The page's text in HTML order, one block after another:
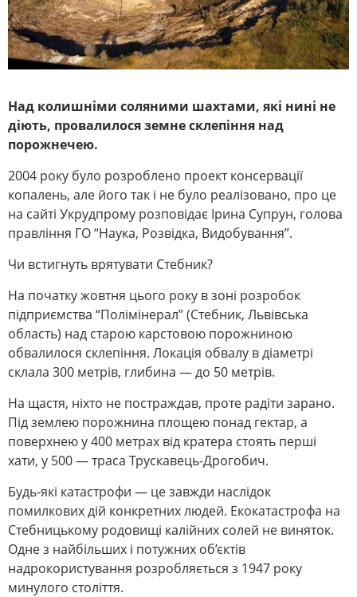
Над колишніми соляними шахтами, які нині не
діють, провалилося земне склепіння над
порожнечею.
2004 року було розроблено проект консервації
копалень, але його так і не було реалізовано, про це
на сайті Укрудпрому розповідає Ірина Супрун, голова
правління ГО “Наука, Розвідка, Видобування”.
Чи встигнуть врятувати Стебник?
На початку жовтня цього року в зоні розробок
підприємства “Полімінерал” (Стебник, Львівська
область) над старою карстовою порожниною
обвалилося склепіння. Локація обвалу в діаметрі
склала 300 метрів, глибина — до 50 метрів.
На щастя, ніхто не постраждав, проте радіти зарано.
Під землею порожнина площею понад гектар, а
поверхнею у 400 метрах від кратера стоять перші
хати, у 500 — траса Трускавець-Дрогобич.
Будь-які катастрофи — це завжди наслідок
помилкових дій конкретних людей. Екокатастрофа на
Стебницькому родовищі калійних солей не виняток.
Одне з найбільших і потужних об’єктів
надрокористування розробляється з 1947 року
минулого століття.